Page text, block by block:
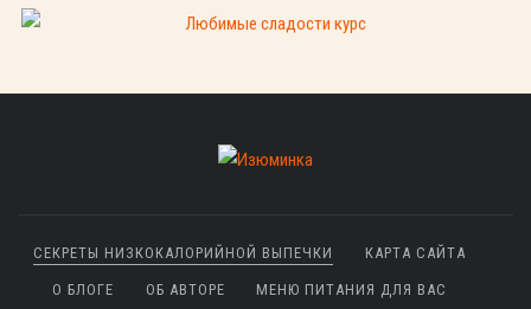
СЕКРЕТЫ НИЗКОКАЛОРИЙНОЙ ВЫПЕЧКИ КАРТА САЙТА
О БЛОГЕ ОБ АВТОРЕ МЕНЮ ПИТАНИЯ ДЛЯ ВАС